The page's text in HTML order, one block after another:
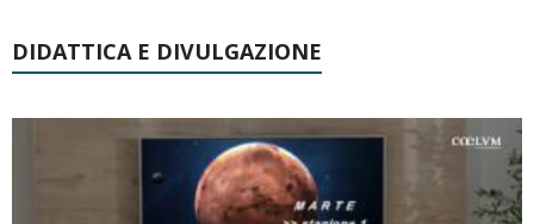
DIDATTICA E DIVULGAZIONE